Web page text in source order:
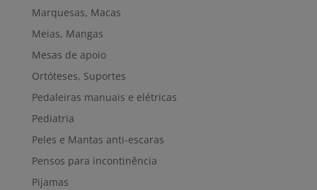
Marquesas, Macas
Meias, Mangas
Mesas de apoio
Ortóteses, Suportes
Pedaleiras manuais e elétricas
Pediatria
Peles e Mantas anti-escaras
Pensos para incontinência
Pijamas